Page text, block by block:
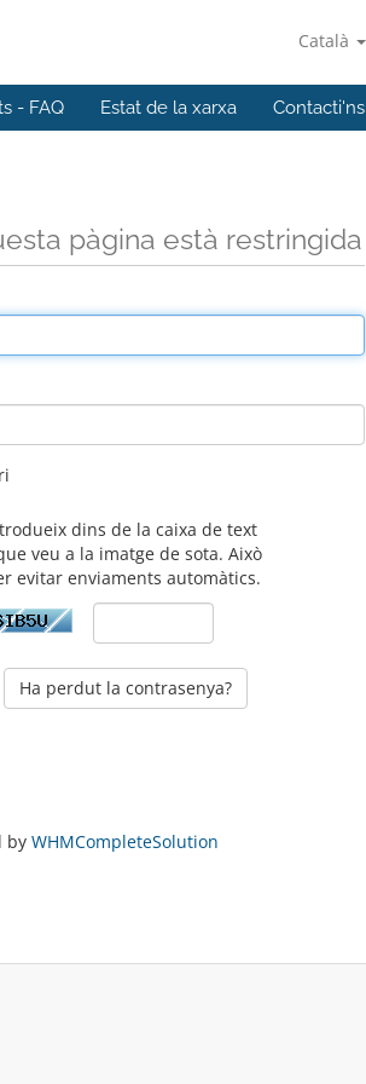
Català
- FAQ Estat de la xarxa Contacti'ns
pàgina està restringida
dins de la caixa de text
veu a la imatge de sota. Això
evitar enviaments automàtics.
Ha perdut la contrasenya?
by WHMCompleteSolution